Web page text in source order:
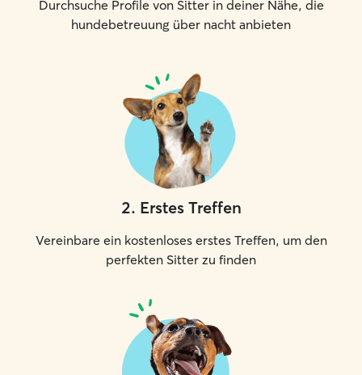
Durchsuche Profile von Sitter in deiner Nähe, die
hundebetreuung über nacht anbieten
2. Erstes Treffen
Vereinbare ein kostenloses erstes Treffen, um den
perfekten Sitter zu finden